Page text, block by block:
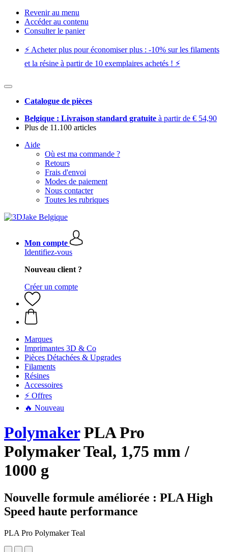
Revenir au menu
Accéder au contenu
Consulter le panier
⚡️ Acheter plus pour économiser plus : -10% sur les filaments
et la résine à partir de 10 exemplaires achetés ! ⚡️
Catalogue de pièces
Belgique : Livraison standard gratuite à partir de € 54,90
Plus de 11.100 articles
Aide
Où est ma commande ?
Retours
Frais d'envoi
Modes de paiement
Nous contacter
Toutes les rubriques
Mon compte
Identifiez-vous
Nouveau client ?
Créer un compte
Marques
Imprimantes 3D & Co
Pièces Détachées & Upgrades
Filaments
Résines
Accessoires
⚡ Offres
🔥 Nouveau
PolymakerPLA Pro
Polymaker Teal, 1,75 mm /
1000 g
Nouvelle formule améliorée : PLA High
Speed haute performance
PLA Pro Polymaker Teal